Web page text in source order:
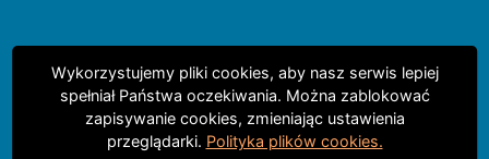
Wykorzystujemy pliki cookies, aby nasz serwis lepiej
spełniał Państwa oczekiwania. Można zablokować
zapisywanie cookies, zmieniając ustawienia
przeglądarki. Polityka plików cookies.